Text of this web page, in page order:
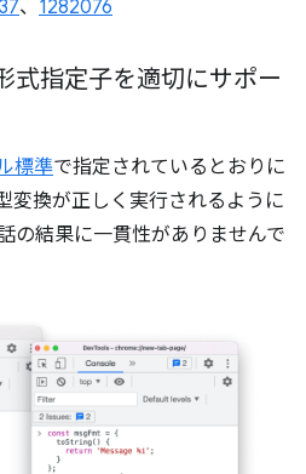
、 1282076
式指定子を適切にサポー
標準で指定されているとおりに
変換が正しく実行されるように
の結果に一貫性がありませんで